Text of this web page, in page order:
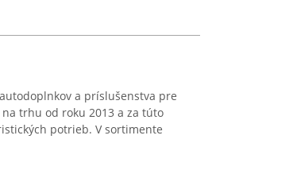
a príslušenstva pre
trhu od roku 2013 a za túto
potrieb. V sortimente